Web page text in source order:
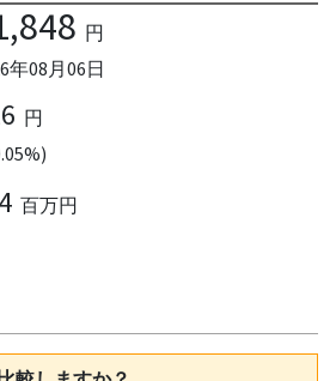
円
年08月06日
円
百万円